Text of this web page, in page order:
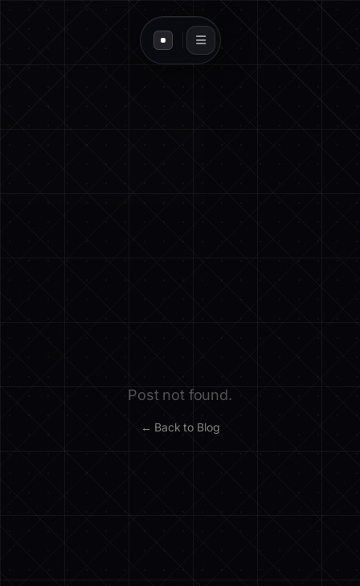
Post not found.
← Back to Blog